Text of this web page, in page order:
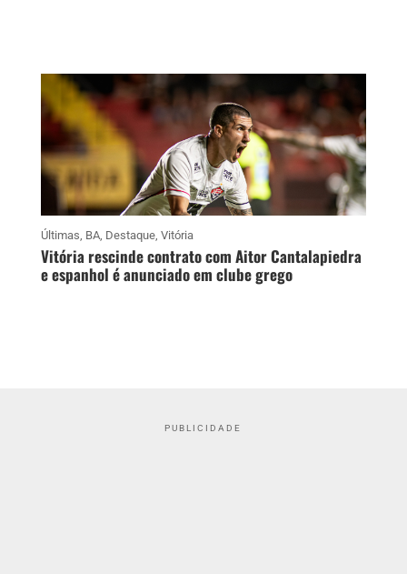
Últimas, BA, Destaque, Vitória
Vitória rescinde contrato com Aitor Cantalapiedra
e espanhol é anunciado em clube grego
PUBLICIDADE